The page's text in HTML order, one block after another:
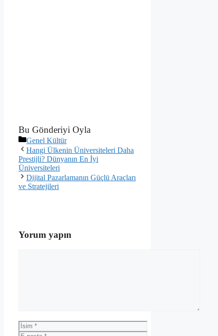
Bu Gönderiyi Oyla
Kategoriler
Genel Kültür
Hangi Ülkenin Üniversiteleri Daha
Prestijli? Dünyanın En İyi
Üniversiteleri
Dijital Pazarlamanın Güçlü Araçları
ve Stratejileri
Yorum yapın
İsim